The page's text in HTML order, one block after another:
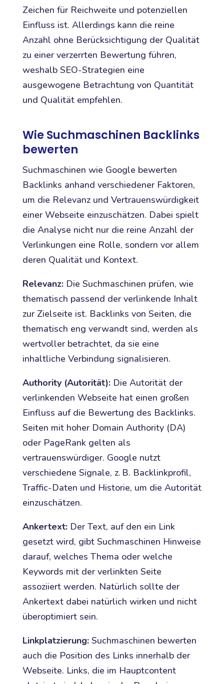
Zeichen für Reichweite und potenziellen
Einfluss ist. Allerdings kann die reine
Anzahl ohne Berücksichtigung der Qualität
zu einer verzerrten Bewertung führen,
weshalb SEO-Strategien eine
ausgewogene Betrachtung von Quantität
und Qualität empfehlen.
Wie Suchmaschinen Backlinks
bewerten
Suchmaschinen wie Google bewerten
Backlinks anhand verschiedener Faktoren,
um die Relevanz und Vertrauenswürdigkeit
einer Webseite einzuschätzen. Dabei spielt
die Analyse nicht nur die reine Anzahl der
Verlinkungen eine Rolle, sondern vor allem
deren Qualität und Kontext.
Relevanz:Die Suchmaschinen prüfen, wie
thematisch passend der verlinkende Inhalt
zur Zielseite ist. Backlinks von Seiten, die
thematisch eng verwandt sind, werden als
wertvoller betrachtet, da sie eine
inhaltliche Verbindung signalisieren.
Authority (Autorität):Die Autorität der
verlinkenden Webseite hat einen großen
Einfluss auf die Bewertung des Backlinks.
Seiten mit hoher Domain Authority (DA)
oder PageRank gelten als
vertrauenswürdiger. Google nutzt
verschiedene Signale, z. B. Backlinkprofil,
Traffic-Daten und Historie, um die Autorität
einzuschätzen.
Ankertext:Der Text, auf den ein Link
gesetzt wird, gibt Suchmaschinen Hinweise
darauf, welches Thema oder welche
Keywords mit der verlinkten Seite
assoziiert werden. Natürlich sollte der
Ankertext dabei natürlich wirken und nicht
überoptimiert sein.
Linkplatzierung:Suchmaschinen bewerten
auch die Position des Links innerhalb der
Webseite. Links, die im Hauptcontent